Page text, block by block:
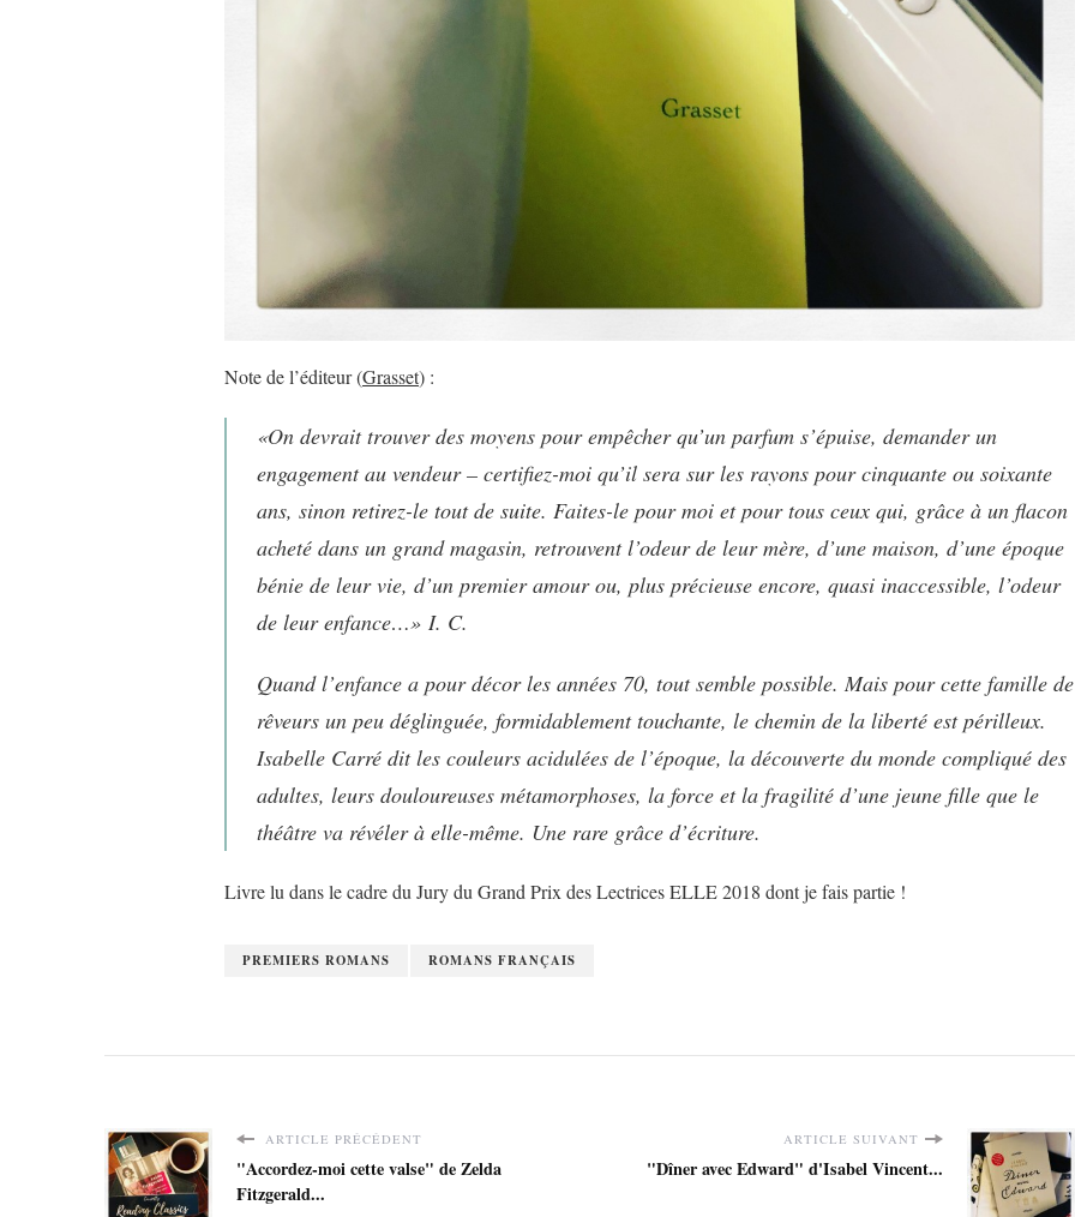
Note de l’éditeur (Grasset) :
«On devrait trouver des moyens pour empêcher qu’un parfum s’épuise, demander un
engagement au vendeur – certifiez-moi qu’il sera sur les rayons pour cinquante ou soixante
ans, sinon retirez-le tout de suite. Faites-le pour moi et pour tous ceux qui, grâce à un flacon
acheté dans un grand magasin, retrouvent l’odeur de leur mère, d’une maison, d’une époque
bénie de leur vie, d’un premier amour ou, plus précieuse encore, quasi inaccessible, l’odeur
de leur enfance…» I. C.
Quand l’enfance a pour décor les années 70, tout semble possible. Mais pour cette famille de
rêveurs un peu déglinguée, formidablement touchante, le chemin de la liberté est périlleux.
Isabelle Carré dit les couleurs acidulées de l’époque, la découverte du monde compliqué des
adultes, leurs douloureuses métamorphoses, la force et la fragilité d’une jeune fille que le
théâtre va révéler à elle-même. Une rare grâce d’écriture.
Livre lu dans le cadre du Jury du Grand Prix des Lectrices ELLE 2018 dont je fais partie !
PREMIERS ROMANS ROMANS FRANÇAIS
ARTICLE PRÉCÉDENT
"Accordez-moi cette valse" de Zelda
Fitzgerald...
ARTICLE SUIVANT
"Dîner avec Edward" d'Isabel Vincent...